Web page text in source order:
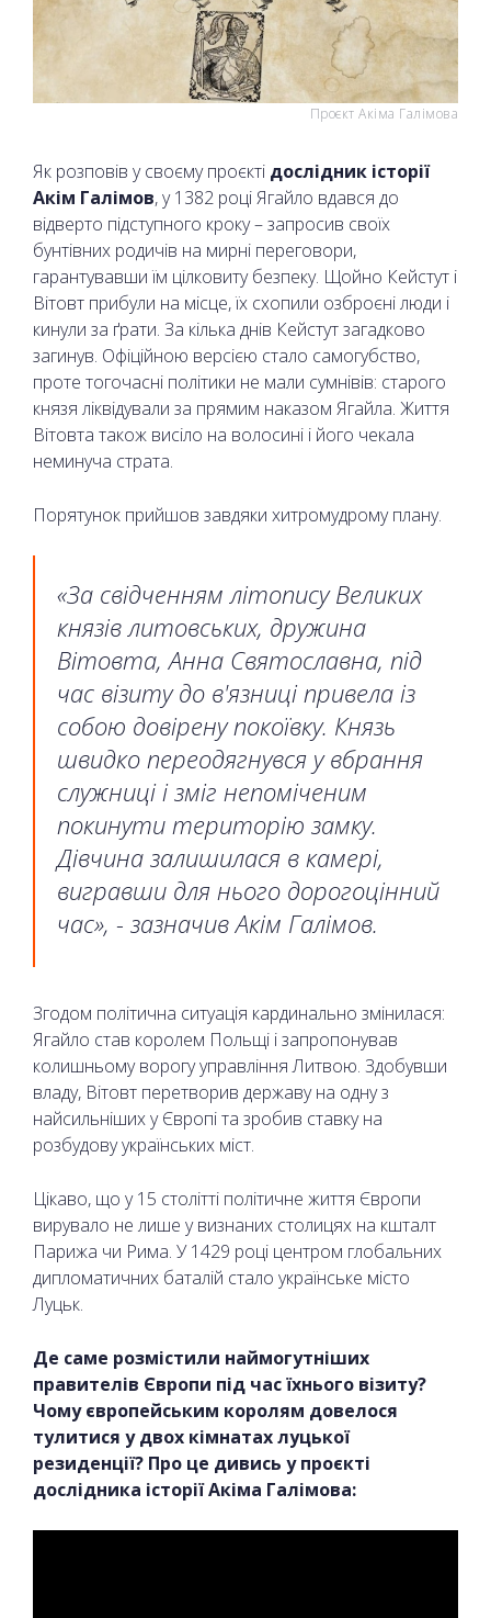
Проєкт Акіма Галімова
Як розповів у своєму проєкті дослідник історії
Акім Галімов, у 1382 році Ягайло вдався до
відверто підступного кроку – запросив своїх
бунтівних родичів на мирні переговори,
гарантувавши їм цілковиту безпеку. Щойно Кейстут і
Вітовт прибули на місце, їх схопили озброєні люди і
кинули за ґрати. За кілька днів Кейстут загадково
загинув. Офіційною версією стало самогубство,
проте тогочасні політики не мали сумнівів: старого
князя ліквідували за прямим наказом Ягайла. Життя
Вітовта також висіло на волосині і його чекала
неминуча страта.
Порятунок прийшов завдяки хитромудрому плану.
«За свідченням літопису Великих
князів литовських, дружина
Вітовта, Анна Святославна, під
час візиту до в'язниці привела із
собою довірену покоївку. Князь
швидко переодягнувся у вбрання
служниці і зміг непоміченим
покинути територію замку.
Дівчина залишилася в камері,
вигравши для нього дорогоцінний
час», - зазначив Акім Галімов.
Згодом політична ситуація кардинально змінилася:
Ягайло став королем Польщі і запропонував
колишньому ворогу управління Литвою. Здобувши
владу, Вітовт перетворив державу на одну з
найсильніших у Європі та зробив ставку на
розбудову українських міст.
Цікаво, що у 15 столітті політичне життя Європи
вирувало не лише у визнаних столицях на кшталт
Парижа чи Рима. У 1429 році центром глобальних
дипломатичних баталій стало українське місто
Луцьк.
Де саме розмістили наймогутніших
правителів Європи під час їхнього візиту?
Чому європейським королям довелося
тулитися у двох кімнатах луцької
резиденції? Про це дивись у проєкті
дослідника історії Акіма Галімова: